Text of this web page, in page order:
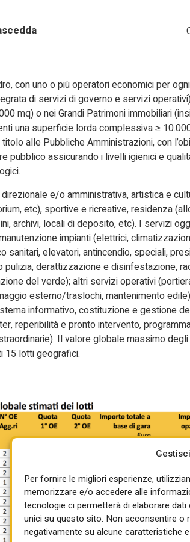
Per fornire le migliori esperienze,
memorizzare e/o accedere alle
tecnologie ci permetterà di elaborare
unici su questo sito. Non acconsentire o
negativamente su alcune caratteristiche
con uno o più operatori economici per
di servizi di governo e servizi
mq) o nei Grandi Patrimoni immobiliari
una superficie lorda complessiva ≥
alle Pubbliche Amministrazioni, con
pubblico assicurando i livelli igienici e
e/o amministrativa, artistica e
etc), sportive e ricreative, residenza
archivi, locali di deposito, etc). I servizi
impianti (elettrici,
sanitari, elevatori, antincendio, speciali,
pulizia, derattizzazione e disinfestazione,
del verde); altri servizi operativi
esterno/traslochi, mantenimento
informativo, costituzione e gestione
reperibilità e pronto intervento,
Il valore globale massimo
15 lotti geografici.